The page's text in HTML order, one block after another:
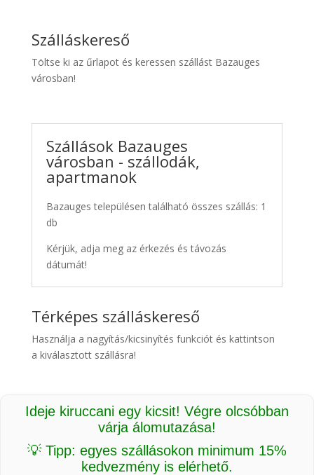
Szálláskereső
Töltse ki az űrlapot és keressen szállást Bazauges
városban!
Szállások Bazauges
városban - szállodák,
apartmanok
Bazauges településen található összes szállás: 1
db
Kérjük, adja meg az érkezés és távozás
dátumát!
Térképes szálláskereső
Használja a nagyítás/kicsinyítés funkciót és kattintson
a kiválasztott szállásra!
Ideje kiruccani egy kicsit! Végre olcsóbban
várja álomutazása!
💡 Tipp: egyes szállásokon minimum 15%
kedvezmény is elérhető.